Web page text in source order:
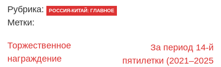
Рубрика: РОССИЯ-КИТАЙ: ГЛАВНОЕ
Метки:
Торжественное
награждение
За период 14-й
пятилетки (2021–2025